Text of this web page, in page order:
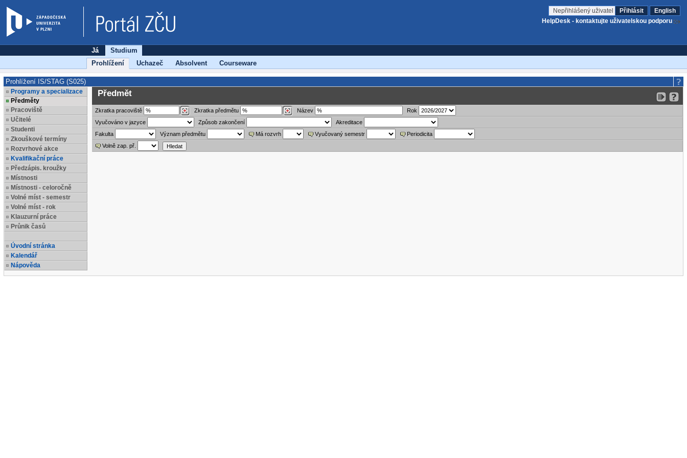
Nepřihlášený uživatel Přihlásit
English
HelpDesk - kontaktujte uživatelskou podporu
Já
Studium
Prohlížení
Uchazeč Absolvent Courseware
Prohlížení IS/STAG (S025)
Programy a specializace
Předměty
Pracoviště
Učitelé
Studenti
Zkouškové termíny
Rozvrhové akce
Kvalifikační práce
Předzápis. kroužky
Místnosti
Místnosti - celoročně
Volné míst - semestr
Volné míst - rok
Klauzurní práce
Průnik časů
Úvodní stránka
Kalendář
Nápověda
Předmět
Zkratka pracoviště Zkratka předmětu Název
Rok
Vyučováno v jazyce
Způsob zakončení
Akreditace
Fakulta
Význam předmětu Má rozvrh Vyučovaný semestr
Periodicita
Volně zap. př.